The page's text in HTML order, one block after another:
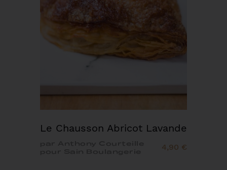
Le Chausson Abricot Lavande
4,90 €